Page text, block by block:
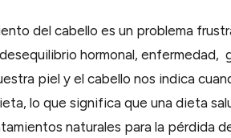
del cabello es un problema
hormonal, enfermedad,
piel y el cabello nos indica
lo que significa que una dieta
naturales para la pérdida